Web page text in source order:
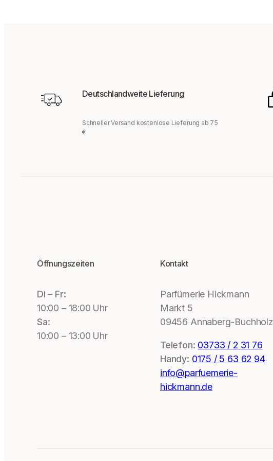
Deutschlandweite Lieferung
Schneller Versand kostenlose Lieferung ab 75
€
Öffnungszeiten
Di – Fr:
10:00 – 18:00 Uhr
Sa:
10:00 – 13:00 Uhr
Kontakt
Parfümerie Hickmann
Markt 5
09456 Annaberg-Buchholz
Telefon: 03733 / 2 31 76
Handy: 0175 / 5 63 62 94
info@parfuemerie-
hickmann.de